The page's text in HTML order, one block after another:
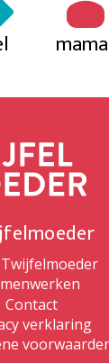
mama
Contact
verklaring